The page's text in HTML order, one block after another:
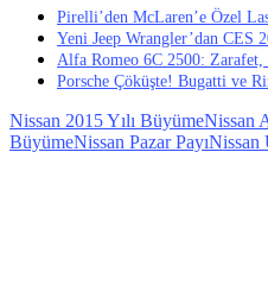
Pirelli’den McLaren’e Özel
Yeni Jeep Wrangler’dan CES
Alfa Romeo 6C 2500: Zarafet,
Porsche Çöküşte! Bugatti ve
Nissan 2015 Yılı BüyümeNissan
BüyümeNissan Pazar PayıNissan